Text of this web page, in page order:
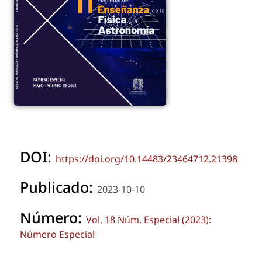
DOI: https://doi.org/10.14483/23464712.21398
Publicado: 2023-10-10
Número: Vol. 18 Núm. Especial (2023):
Número Especial